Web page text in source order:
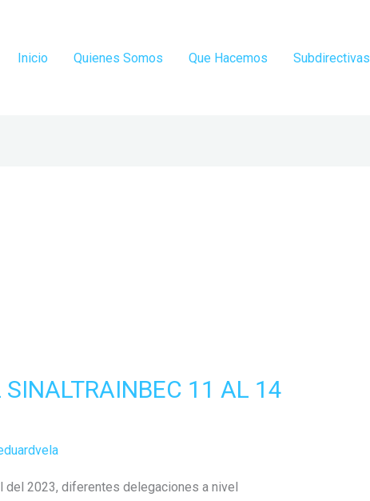
Inicio Quienes Somos Que Hacemos Subdirectivas
11 AL 14
del 2023, diferentes delegaciones a nivel